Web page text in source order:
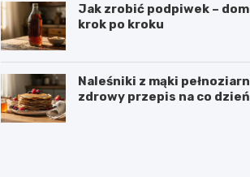
Jak zrobić podpiwek –
krok po kroku
Naleśniki z mąki
zdrowy przepis na co dzień